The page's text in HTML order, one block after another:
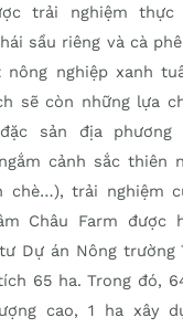
trải nghiệm
sầu riêng và cà
nghiệp xanh
sẽ còn những lựa
sản địa phương
cảnh sắc thiên
chè…), trải nghiệm
Châu Farm được
Dự án Nông trường
65 ha. Trong đó,
cao, 1 ha xây